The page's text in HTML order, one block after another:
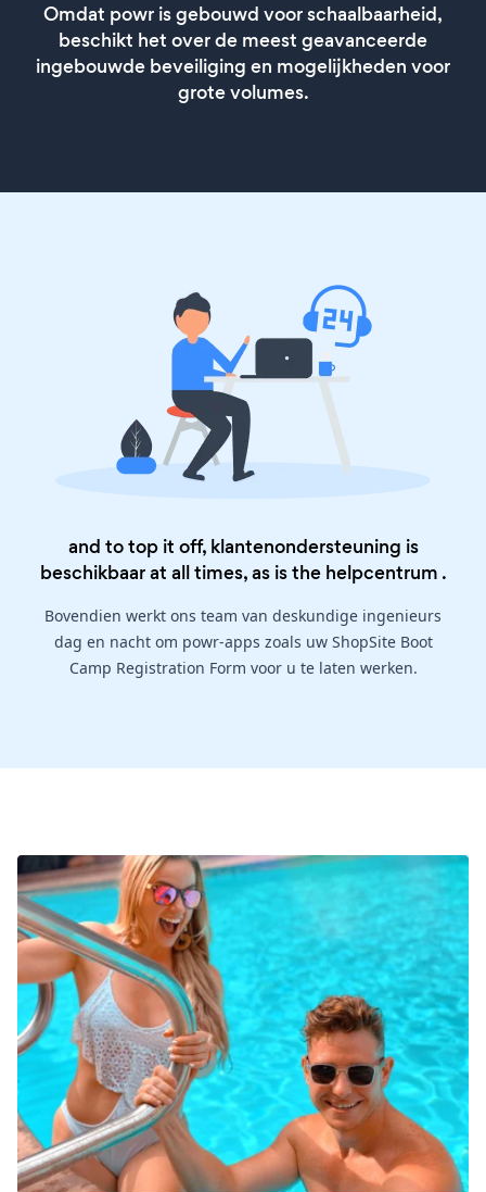
Omdat powr is gebouwd voor schaalbaarheid,
beschikt het over de meest geavanceerde
ingebouwde beveiliging en mogelijkheden voor
grote volumes.
and to top it off, klantenondersteuning is
beschikbaar at all times, as is the helpcentrum .
Bovendien werkt ons team van deskundige ingenieurs
dag en nacht om powr-apps zoals uw ShopSite Boot
Camp Registration Form voor u te laten werken.